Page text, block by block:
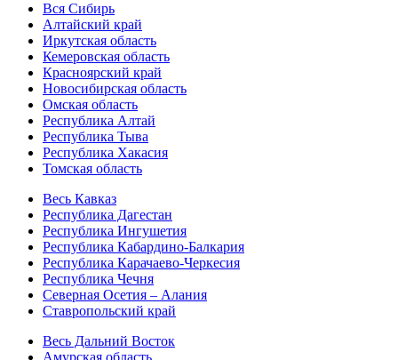
Вся Сибирь
Алтайский край
Иркутская область
Кемеровская область
Красноярский край
Новосибирская область
Омская область
Республика Алтай
Республика Тыва
Республика Хакасия
Томская область
Весь Кавказ
Республика Дагестан
Республика Ингушетия
Республика Кабардино-Балкария
Республика Карачаево-Черкесия
Республика Чечня
Северная Осетия – Алания
Ставропольский край
Весь Дальний Восток
Амурская область